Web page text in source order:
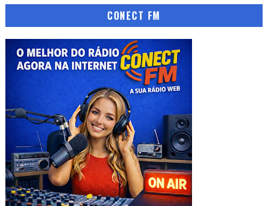
CONECT FM